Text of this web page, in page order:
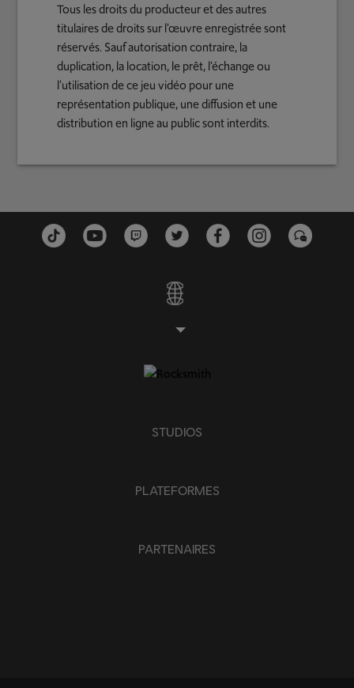
Tous les droits du producteur et des autres
titulaires de droits sur l'œuvre enregistrée sont
réservés. Sauf autorisation contraire, la
duplication, la location, le prêt, l'échange ou
l'utilisation de ce jeu vidéo pour une
représentation publique, une diffusion et une
distribution en ligne au public sont interdits.
STUDIOS
PLATEFORMES
PARTENAIRES